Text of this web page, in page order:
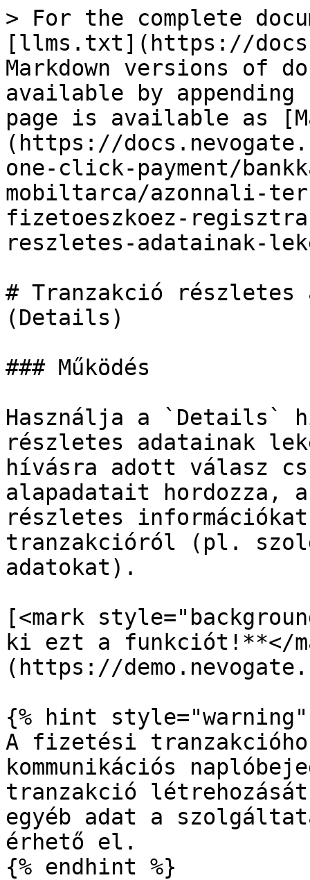
> For the complete
[llms.txt](https://
Markdown versions of
available by
page is available as
(https://
one-click-payment/
mobiltarca/azonnali-
fizetoeszkoez-
reszletes-adatainak-
# Tranzakció részletes
(Details)
### Működés
Használja a `Details`
részletes adatainak
hívásra adott válasz
alapadatait hordozza,
részletes
tranzakcióról (pl.
adatokat).
[<mark
ki ezt a funkciót!**</
(https://
{% hint style="warning"
A fizetési
kommunikációs
tranzakció
egyéb adat a
érhető el.
{% endhint %}